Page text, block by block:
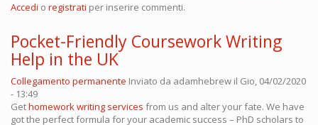
Accedi o registrati per inserire commenti.
Pocket-Friendly Coursework Writing
Help in the UK
Collegamento permanente Inviato da adamhebrew il Gio, 04/02/2020
- 13:49
Gethomework writing services from us and alter your fate. We have
got the perfect formula for your academic success – PhD scholars to